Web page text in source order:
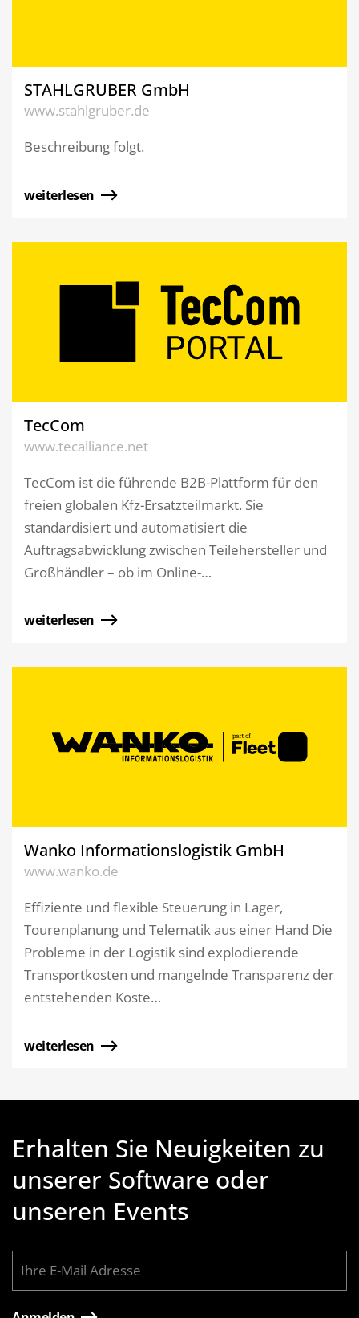
STAHLGRUBER GmbH
www.stahlgruber.de
Beschreibung folgt.
weiterlesen
TecCom
www.tecalliance.net
TecCom ist die führende B2B-Plattform für den
freien globalen Kfz-Ersatzteilmarkt. Sie
standardisiert und automatisiert die
Auftragsabwicklung zwischen Teilehersteller und
Großhändler – ob im Online-…
weiterlesen
Wanko Informationslogistik GmbH
www.wanko.de
Effiziente und flexible Steuerung in Lager,
Tourenplanung und Telematik aus einer Hand Die
Probleme in der Logistik sind explodierende
Transportkosten und mangelnde Transparenz der
entstehenden Koste…
weiterlesen
Erhalten Sie Neuigkeiten zu
unserer Software oder
unseren Events